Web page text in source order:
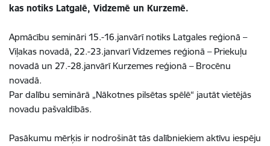
kas notiks Latgalē, Vidzemē un Kurzemē.
Apmācību semināri 15.-16.janvārī notiks Latgales reģionā –
Viļakas novadā, 22.-23.janvarī Vidzemes reģionā – Priekuļu
novadā un 27.-28.janvārī Kurzemes reģionā – Brocēnu
novadā.
Par dalību seminārā „Nākotnes pilsētas spēlē“ jautāt vietējās
novadu pašvaldībās.
Pasākumu mērķis ir nodrošināt tās dalībniekiem aktīvu iespēju